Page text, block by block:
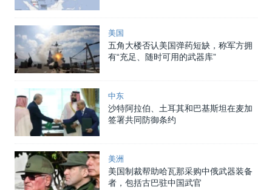
美国
五角大楼否认美国弹药短缺，称军方拥
有“充足、随时可用的武器库”
中东
沙特阿拉伯、土耳其和巴基斯坦在麦加
签署共同防御条约
美洲
美国制裁帮助哈瓦那采购中俄武器装备
者，包括古巴驻中国武官